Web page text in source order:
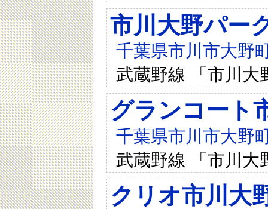
市川大野パー
千葉県市川市大野
武蔵野線 「市川大
グランコート
千葉県市川市大野
武蔵野線 「市川大
クリオ市川大